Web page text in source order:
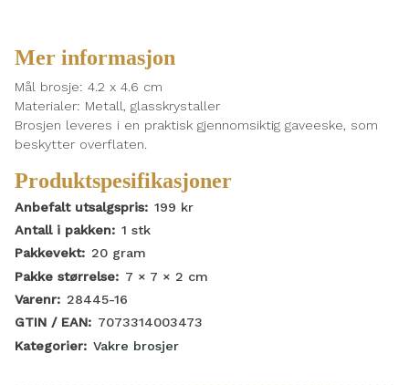
Mer informasjon
Mål brosje: 4.2 x 4.6 cm
Materialer: Metall, glasskrystaller
Brosjen leveres i en praktisk gjennomsiktig gaveeske, som
beskytter overflaten.
Produktspesifikasjoner
Anbefalt utsalgspris: 199 kr
Antall i pakken: 1 stk
Pakkevekt: 20 gram
Pakke størrelse: 7 × 7 × 2 cm
Varenr: 28445-16
GTIN / EAN: 7073314003473
Kategorier: Vakre brosjer